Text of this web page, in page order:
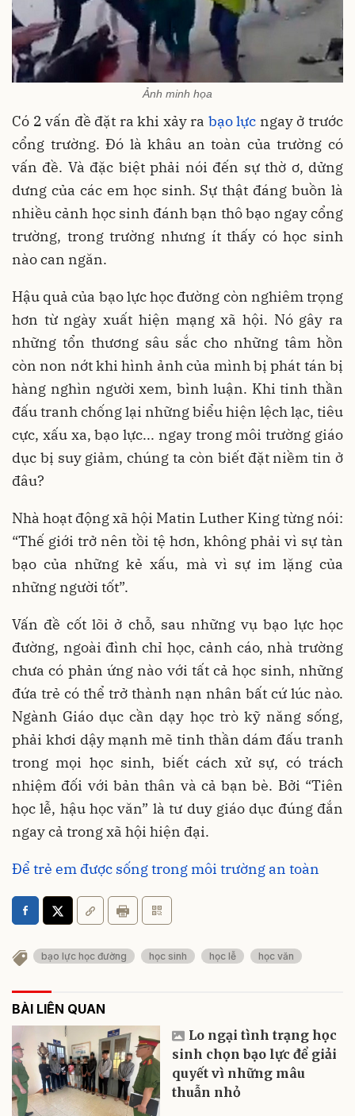
Ảnh minh họa
Có 2 vấn đề đặt ra khi xảy ra bạo lực ngay ở trước
cổng trường. Đó là khâu an toàn của trường có
vấn đề. Và đặc biệt phải nói đến sự thờ ơ, dửng
dưng của các em học sinh. Sự thật đáng buồn là
nhiều cảnh học sinh đánh bạn thô bạo ngay cổng
trường, trong trường nhưng ít thấy có học sinh
nào can ngăn.
Hậu quả của bạo lực học đường còn nghiêm trọng
hơn từ ngày xuất hiện mạng xã hội. Nó gây ra
những tổn thương sâu sắc cho những tâm hồn
còn non nớt khi hình ảnh của mình bị phát tán bị
hàng nghìn người xem, bình luận. Khi tinh thần
đấu tranh chống lại những biểu hiện lệch lạc, tiêu
cực, xấu xa, bạo lực... ngay trong môi trường giáo
dục bị suy giảm, chúng ta còn biết đặt niềm tin ở
đâu?
Nhà hoạt động xã hội Matin Luther King từng nói:
“Thế giới trở nên tồi tệ hơn, không phải vì sự tàn
bạo của những kẻ xấu, mà vì sự im lặng của
những người tốt”.
Vấn đề cốt lõi ở chỗ, sau những vụ bạo lực học
đường, ngoài đình chỉ học, cảnh cáo, nhà trường
chưa có phản ứng nào với tất cả học sinh, những
đứa trẻ có thể trở thành nạn nhân bất cứ lúc nào.
Ngành Giáo dục cần dạy học trò kỹ năng sống,
phải khơi dậy mạnh mẽ tinh thần dám đấu tranh
trong mọi học sinh, biết cách xử sự, có trách
nhiệm đối với bản thân và cả bạn bè. Bởi “Tiên
học lễ, hậu học văn” là tư duy giáo dục đúng đắn
ngay cả trong xã hội hiện đại.
Để trẻ em được sống trong môi trường an toàn
bạo lực học đường học sinh học lễ học văn
BÀI LIÊN QUAN
Lo ngại tình trạng học
sinh chọn bạo lực để giải
quyết vì những mâu
thuẫn nhỏ